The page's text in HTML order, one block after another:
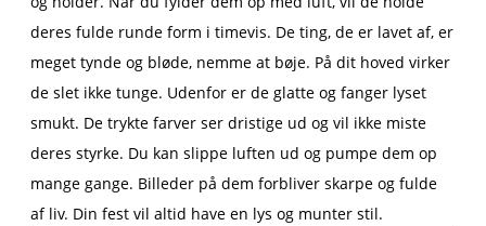
deres fulde runde form i timevis. De ting, de er lavet af, er
meget tynde og bløde, nemme at bøje. På dit hoved virker
de slet ikke tunge. Udenfor er de glatte og fanger lyset
smukt. De trykte farver ser dristige ud og vil ikke miste
deres styrke. Du kan slippe luften ud og pumpe dem op
mange gange. Billeder på dem forbliver skarpe og fulde
af liv. Din fest vil altid have en lys og munter stil.